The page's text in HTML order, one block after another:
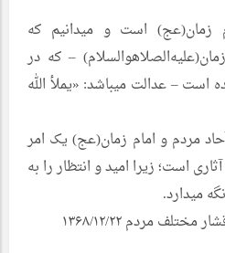
زمان(عج) است و میدانیم که
– که در
است – عدالت میباشد: «یملأ الله
مردم و امام زمان(عج) یک امر
است؛ زیرا امید و انتظار را به
میدارد.
مردم ۱۳۶۸/۱۲/۲۲